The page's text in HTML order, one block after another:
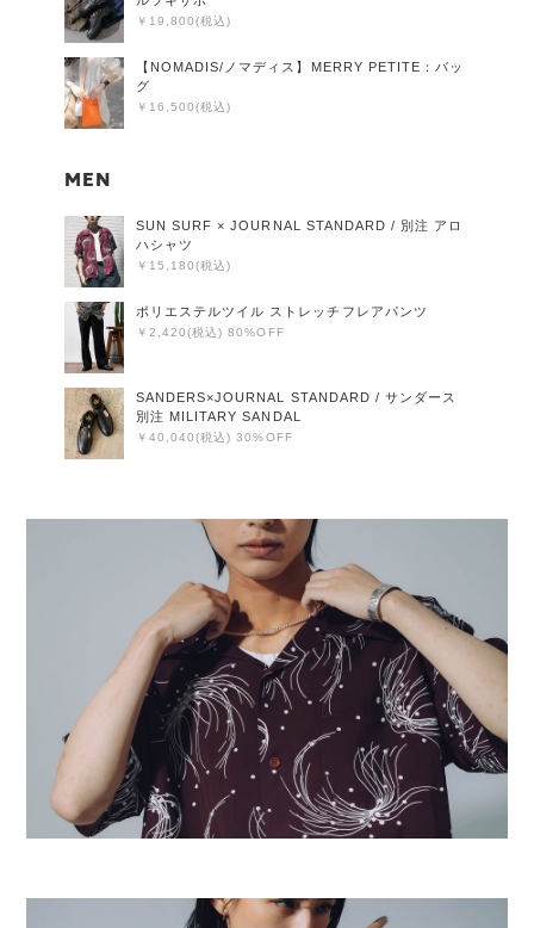
￥19,800(税込)
【NOMADIS/ノマディス】MERRY PETITE：バッ
グ
￥16,500(税込)
MEN
SUN SURF × JOURNAL STANDARD / 別注 アロ
ハシャツ
￥15,180(税込)
ポリエステルツイル ストレッチフレアパンツ
￥2,420(税込) 80%OFF
SANDERS×JOURNAL STANDARD / サンダース
別注 MILITARY SANDAL
￥40,040(税込) 30%OFF